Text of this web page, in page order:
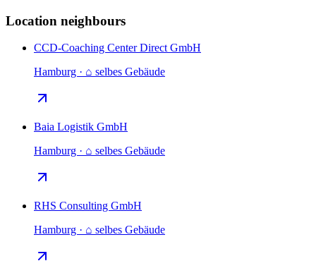
Location neighbours
CCD-Coaching Center Direct GmbH
Hamburg · ⌂ selbes Gebäude
Baia Logistik GmbH
Hamburg · ⌂ selbes Gebäude
RHS Consulting GmbH
Hamburg · ⌂ selbes Gebäude